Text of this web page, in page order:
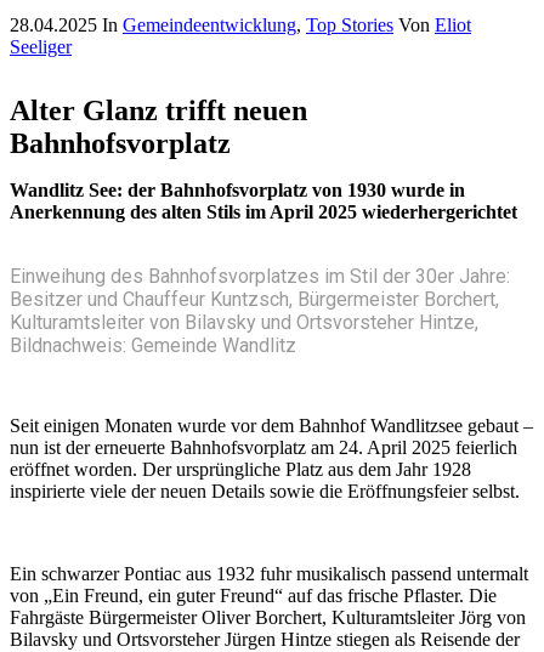
28.04.2025 In Gemeindeentwicklung, Top Stories Von Eliot
Seeliger
Alter Glanz trifft neuen
Bahnhofsvorplatz
Wandlitz See: der Bahnhofsvorplatz von 1930 wurde in
Anerkennung des alten Stils im April 2025 wiederhergerichtet
Einweihung des Bahnhofsvorplatzes im Stil der 30er Jahre:
Besitzer und Chauffeur Kuntzsch, Bürgermeister Borchert,
Kulturamtsleiter von Bilavsky und Ortsvorsteher Hintze,
Bildnachweis: Gemeinde Wandlitz
Seit einigen Monaten wurde vor dem Bahnhof Wandlitzsee gebaut –
nun ist der erneuerte Bahnhofsvorplatz am 24. April 2025 feierlich
eröffnet worden. Der ursprüngliche Platz aus dem Jahr 1928
inspirierte viele der neuen Details sowie die Eröffnungsfeier selbst.
Ein schwarzer Pontiac aus 1932 fuhr musikalisch passend untermalt
von „Ein Freund, ein guter Freund“ auf das frische Pflaster. Die
Fahrgäste Bürgermeister Oliver Borchert, Kulturamtsleiter Jörg von
Bilavsky und Ortsvorsteher Jürgen Hintze stiegen als Reisende der